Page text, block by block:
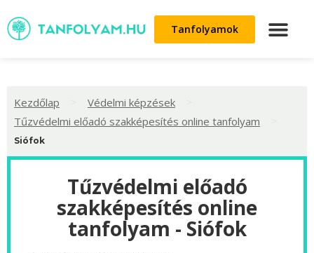
Tanfolyamok
Kezdőlap Védelmi képzések
Tűzvédelmi előadó szakképesítés online tanfolyam
Siófok
Tűzvédelmi előadó
szakképesítés online
tanfolyam - Siófok